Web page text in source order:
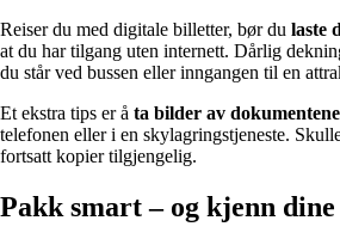
Reiser du med digitale billetter, bør du laste
at du har tilgang uten internett. Dårlig
du står ved bussen eller inngangen til en
Et ekstra tips er å ta bilder av dokumentene
telefonen eller i en skylagringstjeneste.
fortsatt kopier tilgjengelig.
Pakk smart – og kjenn